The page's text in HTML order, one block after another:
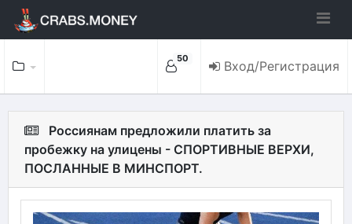
50 Вход/Регистрация
Россиянам предложили платить за
пробежку на улицены - СПОРТИВНЫЕ ВЕРХИ,
ПОСЛАННЫЕ В МИНСПОРТ.